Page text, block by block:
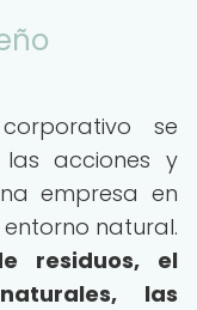
se
acciones y
empresa en
natural.
residuos, el
las